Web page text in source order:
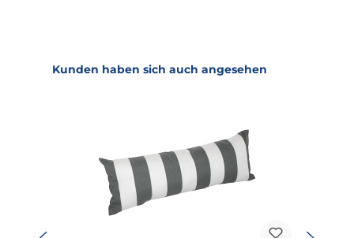
Produktgalerie überspringen
Kunden haben sich auch angesehen